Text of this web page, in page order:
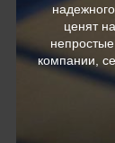
ценят
компании,